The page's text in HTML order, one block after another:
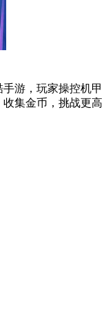
游，玩家操控机甲
集金币，挑战更高